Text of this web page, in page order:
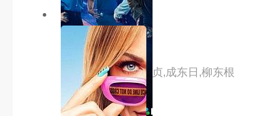
6.0分 hd
家族荣誉5
主演：郑俊镐,金敏贞,成东日,柳东根